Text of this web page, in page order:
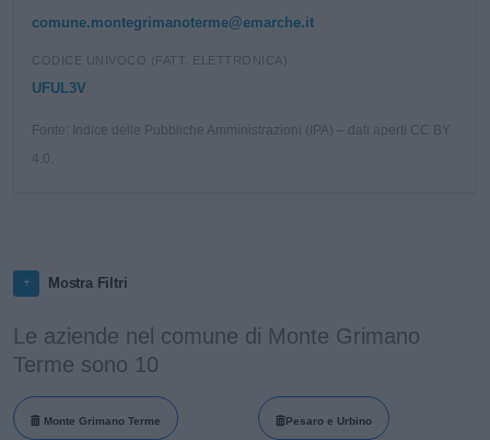
comune.montegrimanoterme@emarche.it
CODICE UNIVOCO (FATT. ELETTRONICA)
UFUL3V
Fonte: Indice delle Pubbliche Amministrazioni (IPA) – dati aperti CC BY
Mostra Filtri
Le aziende nel comune di Monte Grimano
Terme sono 10
Monte Grimano Terme Pesaro e Urbino